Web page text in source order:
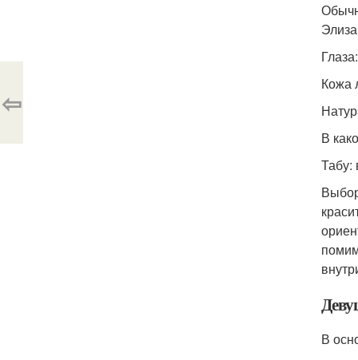
Кожа
В
Табу:
В
⇦